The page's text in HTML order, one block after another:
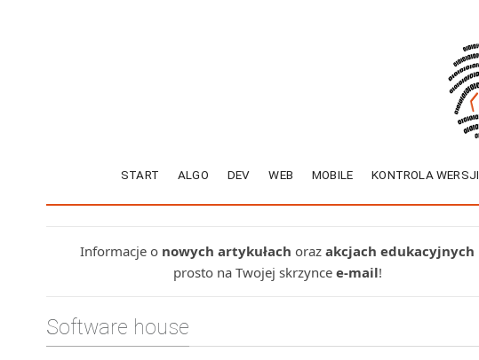
START ALGO DEV WEB MOBILE KONTROLA WERSJI
Informacje o nowych artykułach oraz akcjach edukacyjnych
prosto na Twojej skrzynce e-mail!
Software house